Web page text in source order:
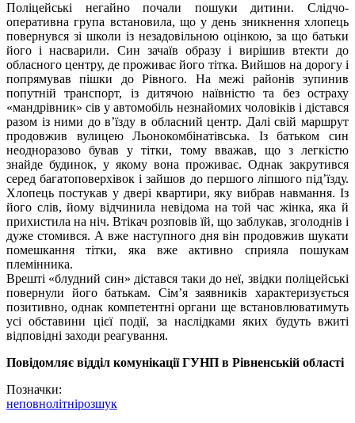
Поліцейські негайно почали пошуки дитини. Слідчо-
оперативна група встановила, що у день зникнення хлопець
повернувся зі школи із незадовільною оцінкою, за що батьки
його і насварили. Син зачаїв образу і вирішив втекти до
обласного центру, де проживає його тітка. Вийшов на дорогу і
попрямував пішки до Рівного. На межі районів зупинив
попутній транспорт, із дитячою наївністю та без остраху
«мандрівник» сів у автомобіль незнайомих чоловіків і дістався
разом із ними до в’їзду в обласний центр. Далі свій маршрут
продовжив вулицею Льонокомбінатівська. Із батьком син
неодноразово бував у тітки, тому вважав, що з легкістю
знайде будинок, у якому вона проживає. Однак закрутився
серед багатоповерхівок і зайшов до першого ліпшого під’їзду.
Хлопець постукав у двері квартири, яку вибрав навмання. Із
його слів, йому відчинила невідома на той час жінка, яка й
прихистила на ніч. Втікач розповів їй, що заблукав, зголоднів і
дуже стомився. А вже наступного дня він продовжив шукати
помешкання тітки, яка вже активно сприяла пошукам
племінника.
Врешті «блудний син» дістався таки до неї, звідки поліцейські
повернули його батькам. Сім’я заявників характеризується
позитивно, однак компетентні органи ще встановлюватимуть
усі обставини цієї події, за наслідками яких будуть вжиті
відповідні заходи реагування.
Повідомляє відділ комунікації ГУНП в Рівненській області
Позначки:
неповнолітнірозшук